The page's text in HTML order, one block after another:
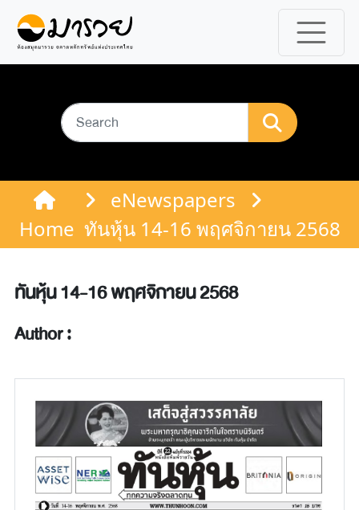
Home
eNewspapers
ทันหุ้น 14-16 พฤศจิกายน 2568
ทันหุ้น 14-16 พฤศจิกายน 2568
Author :